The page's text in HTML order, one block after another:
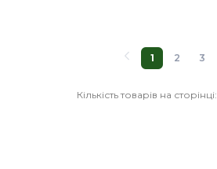
Кількість товарів на сторінці:
1 2 3